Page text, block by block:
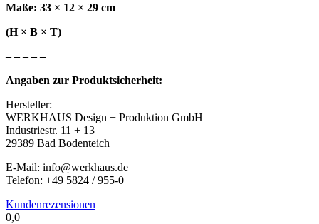
Maße: 33 × 12 × 29 cm
(H × B × T)
– – – – –
Angaben zur Produktsicherheit:
Hersteller:
WERKHAUS Design + Produktion GmbH
Industriestr. 11 + 13
29389 Bad Bodenteich
E-Mail: info@werkhaus.de
Telefon: +49 5824 / 955-0
Kundenrezensionen
0,0